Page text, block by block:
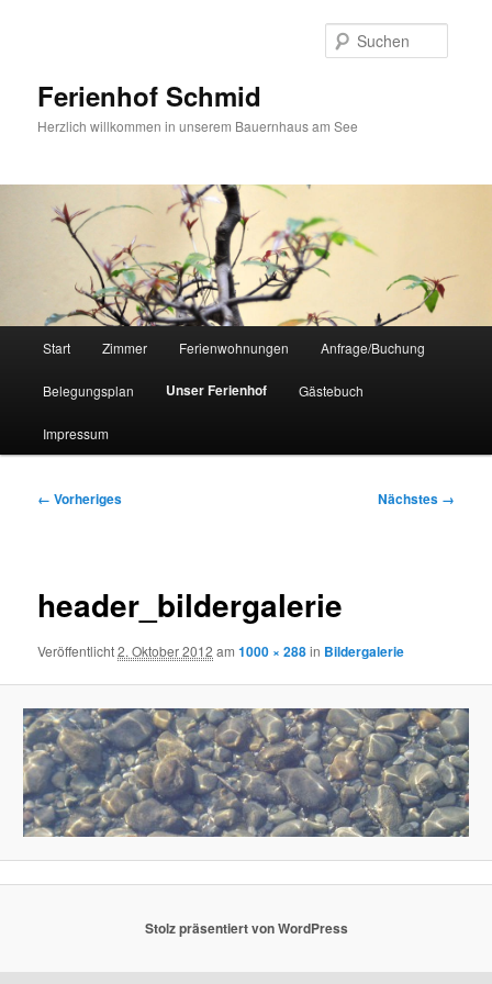
Ferienhof Schmid
Herzlich willkommen in unserem Bauernhaus am See
Zum
primären
Inhalt
springen
Start Zimmer Ferienwohnungen Anfrage/Buchung
Belegungsplan Unser Ferienhof Gästebuch
Impressum
Bilder-
← Vorheriges Nächstes →
header_bildergalerie
Veröffentlicht2. Oktober 2012 am1000 × 288in Bildergalerie
Stolz präsentiert von WordPress